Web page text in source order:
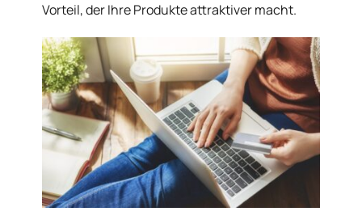
Vorteil, der Ihre Produkte attraktiver macht.